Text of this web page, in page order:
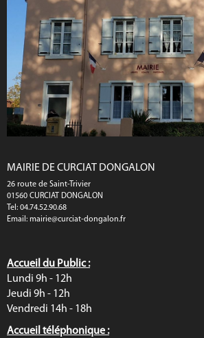
MAIRIE DE CURCIAT DONGALON
26 route de Saint-Trivier
01560 CURCIAT DONGALON
Tel: 04.74.52.90.68
Email: mairie@curciat-dongalon.fr
Accueil du Public :
Lundi 9h - 12h
Jeudi 9h - 12h
Vendredi 14h - 18h
Accueil téléphonique :